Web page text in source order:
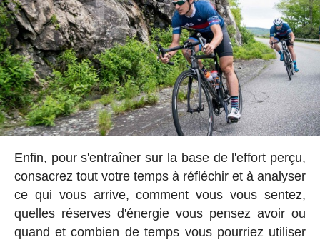
Enfin, pour s'entraîner sur la base de l'effort perçu,
consacrez tout votre temps à réfléchir et à analyser
ce qui vous arrive, comment vous vous sentez,
quelles réserves d'énergie vous pensez avoir ou
quand et combien de temps vous pourriez utiliser